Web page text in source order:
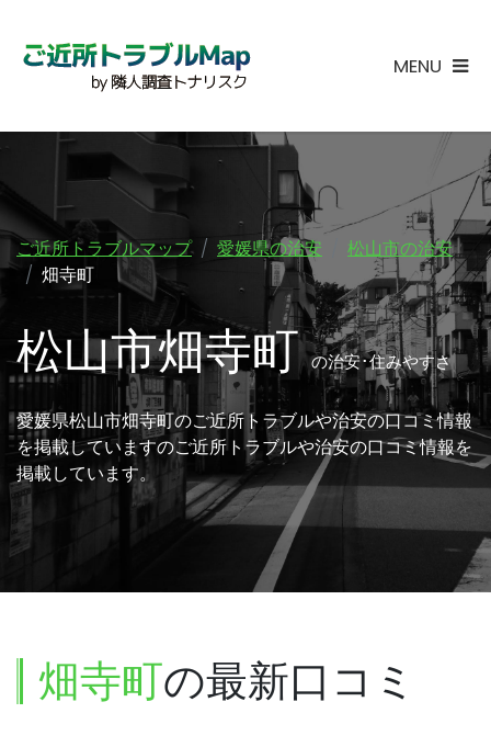
MENU
ご近所トラブルマップ 愛媛県の治安
松山市の治安
畑寺町
松山市畑寺町の治安･住みやすさ
愛媛県松山市畑寺町のご近所トラブルや治安の口コミ情報
を掲載していますのご近所トラブルや治安の口コミ情報を
掲載しています。
畑寺町の最新口コミ